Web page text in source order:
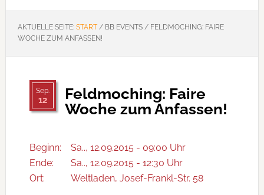
AKTUELLE SEITE: START /BB EVENTS /FELDMOCHING: FAIRE
WOCHE ZUM ANFASSEN!
Sep.
12
Feldmoching: Faire
Woche zum Anfassen!
Beginn:
Sa.., 12.09.2015 - 09:00 Uhr
Ende:
Sa.., 12.09.2015 - 12:30 Uhr
Ort:
Weltladen, Josef-Frankl-Str. 58